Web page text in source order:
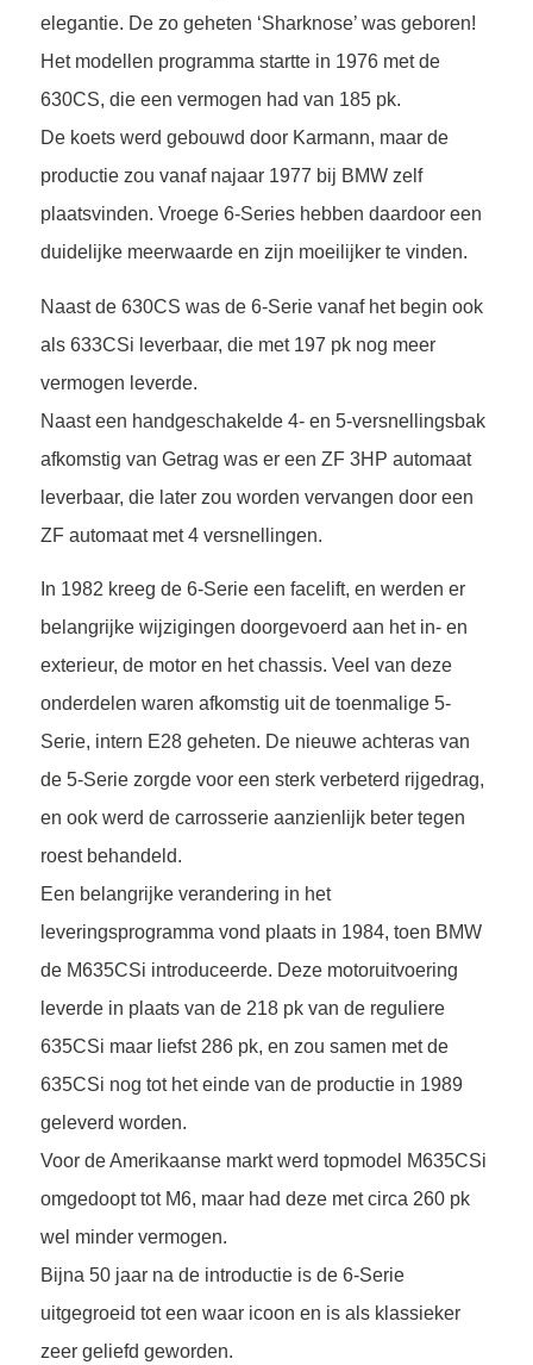
elegantie. De zo geheten ‘Sharknose’ was geboren!
Het modellen programma startte in 1976 met de
630CS, die een vermogen had van 185 pk.
De koets werd gebouwd door Karmann, maar de
productie zou vanaf najaar 1977 bij BMW zelf
plaatsvinden. Vroege 6-Series hebben daardoor een
duidelijke meerwaarde en zijn moeilijker te vinden.
Naast de 630CS was de 6-Serie vanaf het begin ook
als 633CSi leverbaar, die met 197 pk nog meer
vermogen leverde.
Naast een handgeschakelde 4- en 5-versnellingsbak
afkomstig van Getrag was er een ZF 3HP automaat
leverbaar, die later zou worden vervangen door een
ZF automaat met 4 versnellingen.
In 1982 kreeg de 6-Serie een facelift, en werden er
belangrijke wijzigingen doorgevoerd aan het in- en
exterieur, de motor en het chassis. Veel van deze
onderdelen waren afkomstig uit de toenmalige 5-
Serie, intern E28 geheten. De nieuwe achteras van
de 5-Serie zorgde voor een sterk verbeterd rijgedrag,
en ook werd de carrosserie aanzienlijk beter tegen
roest behandeld.
Een belangrijke verandering in het
leveringsprogramma vond plaats in 1984, toen BMW
de M635CSi introduceerde. Deze motoruitvoering
leverde in plaats van de 218 pk van de reguliere
635CSi maar liefst 286 pk, en zou samen met de
635CSi nog tot het einde van de productie in 1989
geleverd worden.
Voor de Amerikaanse markt werd topmodel M635CSi
omgedoopt tot M6, maar had deze met circa 260 pk
wel minder vermogen.
Bijna 50 jaar na de introductie is de 6-Serie
uitgegroeid tot een waar icoon en is als klassieker
zeer geliefd geworden.